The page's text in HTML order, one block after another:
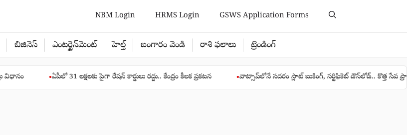
NBM Login HRMS Login GSWS Application Forms
బిజినెస్ ఎంటర్టైన్‌మెంట్ హెల్త్‌ బంగారం వెండి రాశి ఫలాలు ట్రెండింగ్
●ఏపీలో 31 లక్షలకు పైగా రేషన్ కార్డులు రద్దు.. కేంద్రం కీలక ప్రకటన ●వాట్సాప్‌లోనే సదరం స్లాట్ బుకింగ్, సర్టిఫికెట్ డౌన్‌లోడ్.. కొత్త సేవ ప్రారంభం